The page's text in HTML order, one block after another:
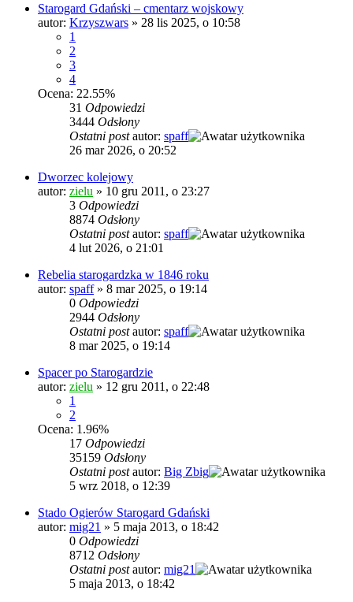
Starogard Gdański – cmentarz wojskowy
autor: Krzyszwars » 28 lis 2025, o 10:58
1
2
3
4
Ocena: 22.55%
31 Odpowiedzi
3444 Odsłony
Ostatni postautor: spaff
26 mar 2026, o 20:52
Dworzec kolejowy
autor: zielu » 10 gru 2011, o 23:27
3 Odpowiedzi
8874 Odsłony
Ostatni postautor: spaff
4 lut 2026, o 21:01
Rebelia starogardzka w 1846 roku
autor: spaff» 8 mar 2025, o 19:14
0 Odpowiedzi
2944 Odsłony
Ostatni postautor: spaff
8 mar 2025, o 19:14
Spacer po Starogardzie
autor: zielu » 12 gru 2011, o 22:48
1
2
Ocena: 1.96%
17 Odpowiedzi
35159 Odsłony
Ostatni postautor: Big Zbig
5 wrz 2018, o 12:39
Stado Ogierów Starogard Gdański
autor: mig21 » 5 maja 2013, o 18:42
0 Odpowiedzi
8712 Odsłony
Ostatni postautor: mig21
5 maja 2013, o 18:42